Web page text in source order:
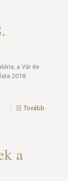
a Vár és
2018.
Tovább
a